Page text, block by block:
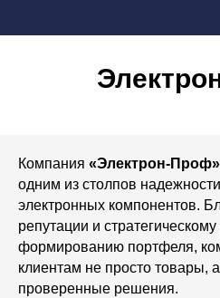
Компания «Электрон-Проф»
одним из столпов
электронных компонентов.
репутации и
формированию портфеля,
клиентам не просто товары,
проверенные решения.